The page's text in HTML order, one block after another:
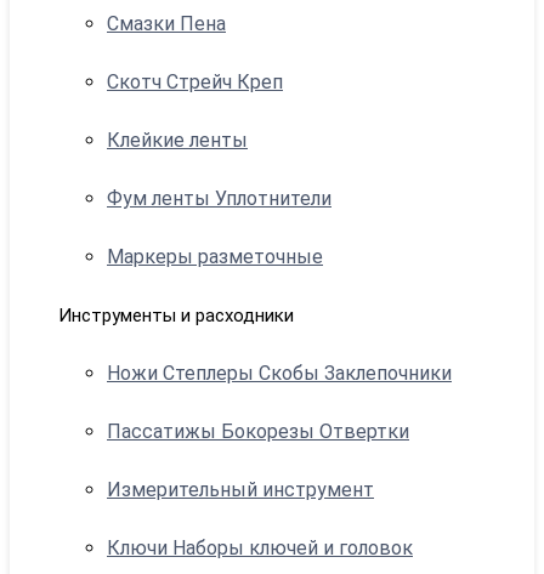
Смазки Пена
Скотч Стрейч Креп
Клейкие ленты
Фум ленты Уплотнители
Маркеры разметочные
Инструменты и расходники
Ножи Степлеры Скобы Заклепочники
Пассатижы Бокорезы Отвертки
Измерительный инструмент
Ключи Наборы ключей и головок